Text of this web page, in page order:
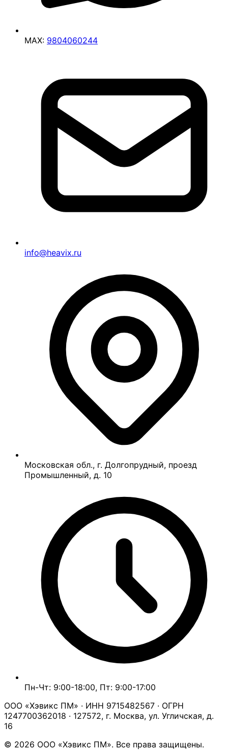
MAX: 9804060244
info@heavix.ru
Московская обл., г. Долгопрудный, проезд
Промышленный, д. 10
Пн-Чт: 9:00-18:00, Пт: 9:00-17:00
ООО «Хэвикс ПМ» · ИНН 9715482567 · ОГРН
1247700362018 · 127572, г. Москва, ул. Угличская, д.
16
© 2026 ООО «Хэвикс ПМ». Все права защищены.